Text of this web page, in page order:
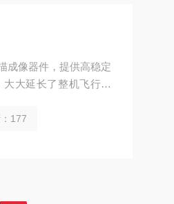
成像器件，提供高稳定
大延长了整机飞行时
海岸线与海洋环境监
177